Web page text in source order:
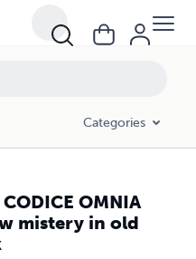
Categories
OMNIA
mistery in old
old book